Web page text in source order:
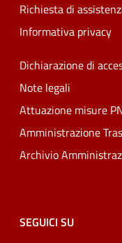
Richiesta di
Informativa privacy
Dichiarazione di
Note legali
Attuazione misure
Amministrazione
Archivio
SEGUICI SU